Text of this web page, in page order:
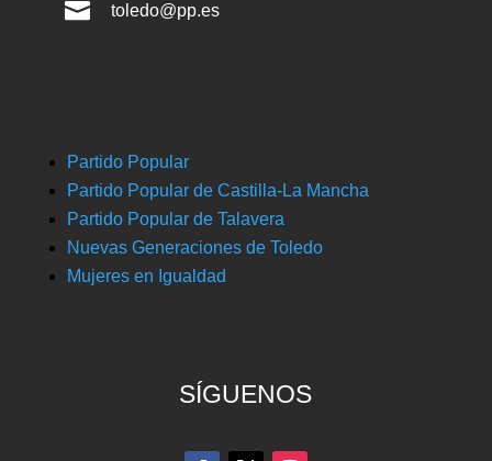
 toledo@pp.es
Partido Popular
Partido Popular de Castilla-La Mancha
Partido Popular de Talavera
Nuevas Generaciones de Toledo
Mujeres en Igualdad
SÍGUENOS